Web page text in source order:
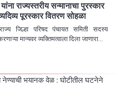
राज्यस्तरीय सन्मानाचा पुरस्कार
पूरस्कार वितरण सोहळा
जिल्हा परिषद पंचायत समिती सदस्य
मान्यवर व्यक्तिमत्वाला दिला जाणारा…
नेण्याची भयानक वेळ : घोटीतील घटनेने